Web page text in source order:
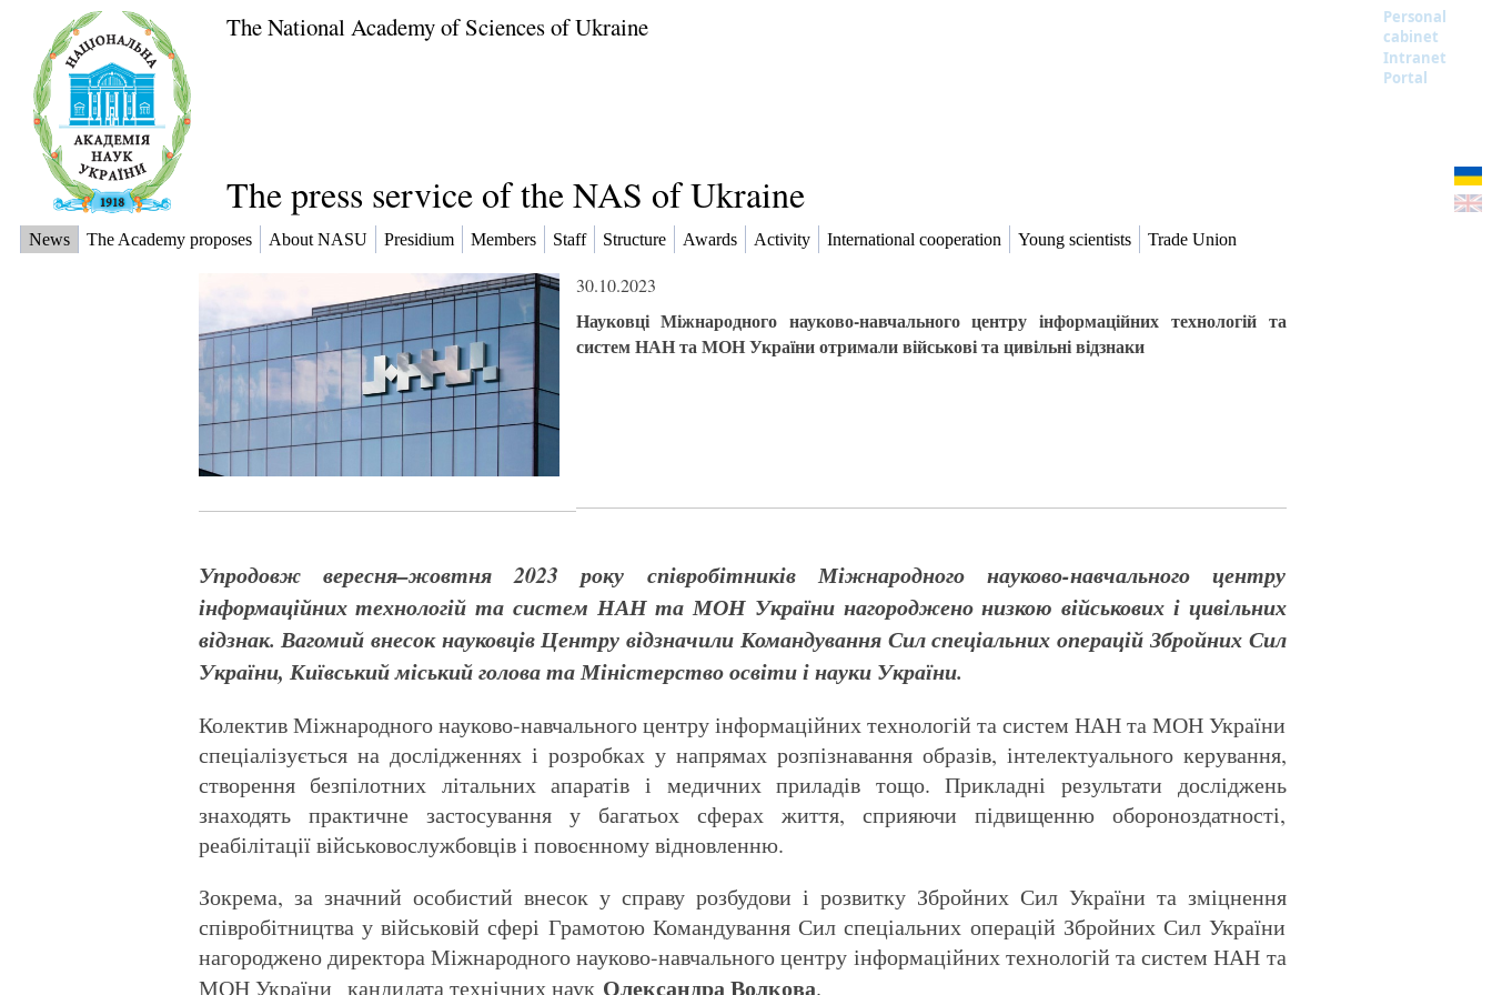
The National Academy of Sciences of Ukraine
Personal
cabinet
Intranet
Portal
The press service of the NAS of Ukraine
News The Academy proposes About NASU Presidium Members Staff Structure Awards Activity International cooperation Young scientists Trade Union
30.10.2023
Науковці Міжнародного науково-навчального центру інформаційних технологій та
систем НАН та МОН України отримали військові та цивільні відзнаки
Упродовж вересня–жовтня 2023 року співробітників Міжнародного науково-навчального центру
інформаційних технологій та систем НАН та МОН України нагороджено низкою військових і цивільних
відзнак. Вагомий внесок науковців Центру відзначили Командування Сил спеціальних операцій Збройних Сил
України, Київський міський голова та Міністерство освіти і науки України.
Колектив Міжнародного науково-навчального центру інформаційних технологій та систем НАН та МОН України
спеціалізується на дослідженнях і розробках у напрямах розпізнавання образів, інтелектуального керування,
створення безпілотних літальних апаратів і медичних приладів тощо. Прикладні результати досліджень
знаходять практичне застосування у багатьох сферах життя, сприяючи підвищенню обороноздатності,
реабілітації військовослужбовців і повоєнному відновленню.
Зокрема, за значний особистий внесок у справу розбудови і розвитку Збройних Сил України та зміцнення
співробітництва у військовій сфері Грамотою Командування Сил спеціальних операцій Збройних Сил України
нагороджено директора Міжнародного науково-навчального центру інформаційних технологій та систем НАН та
МОН України кандидата технічних наук Олександра Волкова.